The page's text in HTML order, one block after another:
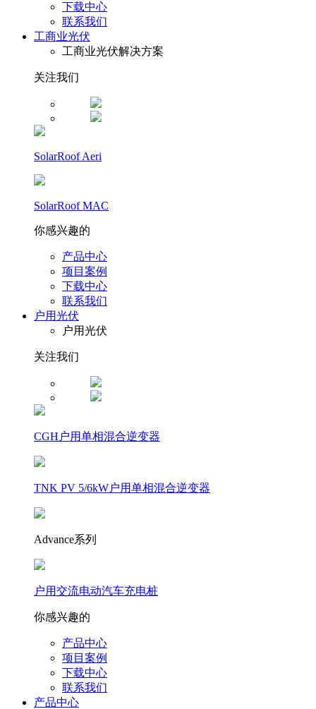
下载中心
联系我们
工商业光伏
工商业光伏解决方案
关注我们
SolarRoof Aeri
SolarRoof MAC
你感兴趣的
产品中心
项目案例
下载中心
联系我们
户用光伏
户用光伏
关注我们
CGH户用单相混合逆变器
TNK PV 5/6kW户用单相混合逆变器
Advance系列
户用交流电动汽车充电桩
你感兴趣的
产品中心
项目案例
下载中心
联系我们
产品中心